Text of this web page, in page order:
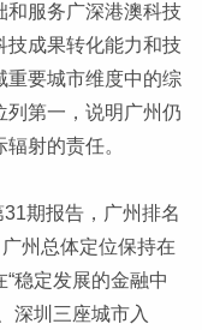
和服务广深港澳科技
技成果转化能力和技
重要城市维度中的综
列第一，说明广州仍
射的责任。
期报告，广州排名
州总体定位保持在
稳定发展的金融中
深圳三座城市入